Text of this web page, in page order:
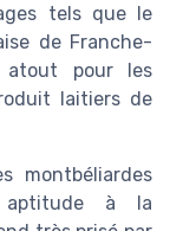
tels que le
de Franche-
atout pour les
laitiers de
montbéliardes
aptitude à la